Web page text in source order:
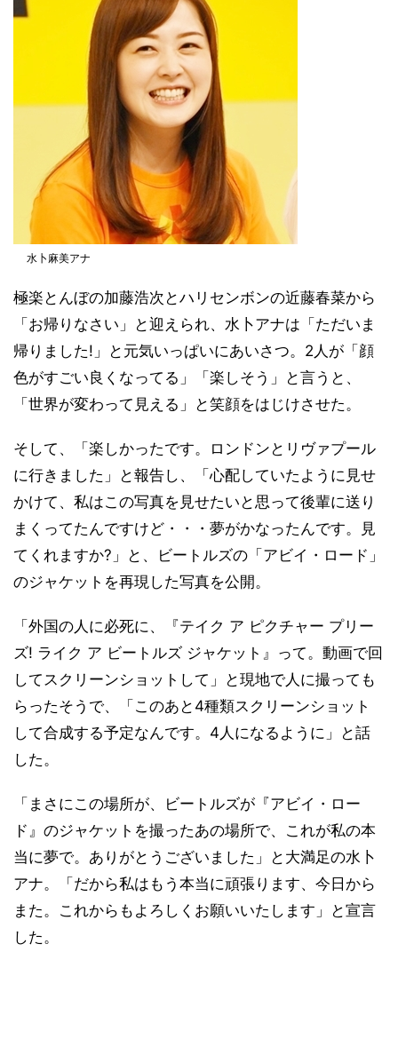
水卜麻美アナ
極楽とんぼの加藤浩次とハリセンボンの近藤春菜から
「お帰りなさい」と迎えられ、水卜アナは「ただいま
帰りました!」と元気いっぱいにあいさつ。2人が「顔
色がすごい良くなってる」「楽しそう」と言うと、
「世界が変わって見える」と笑顔をはじけさせた。
そして、「楽しかったです。ロンドンとリヴァプール
に行きました」と報告し、「心配していたように見せ
かけて、私はこの写真を見せたいと思って後輩に送り
まくってたんですけど・・・夢がかなったんです。見
てくれますか?」と、ビートルズの「アビイ・ロード」
のジャケットを再現した写真を公開。
「外国の人に必死に、『テイク ア ピクチャー プリー
ズ! ライク ア ビートルズ ジャケット』って。動画で回
してスクリーンショットして」と現地で人に撮っても
らったそうで、「このあと4種類スクリーンショット
して合成する予定なんです。4人になるように」と話
した。
「まさにこの場所が、ビートルズが『アビイ・ロー
ド』のジャケットを撮ったあの場所で、これが私の本
当に夢で。ありがとうございました」と大満足の水卜
アナ。「だから私はもう本当に頑張ります、今日から
また。これからもよろしくお願いいたします」と宣言
した。